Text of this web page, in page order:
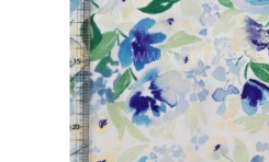
hvězdiček.